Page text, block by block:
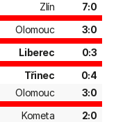
Zlín
7:0
Olomouc
3:0
Liberec
0:3
Třinec
0:4
Olomouc
3:0
Kometa
2:0